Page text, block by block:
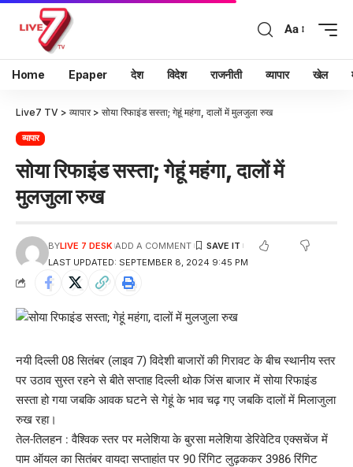
Aa
Home Epaper देश विदेश राजनीती व्यापार खेल
Live7 TV > व्यापार> सोया रिफाइंड सस्ता; गेहूं महंगा, दालों में मुलजुला रुख
व्यापार
सोया रिफाइंड सस्ता; गेहूं महंगा, दालों में
मुलजुला रुख
LAST UPDATED: SEPTEMBER 8, 2024 9:45 PM
BYLIVE 7 DESK ADD A COMMENT
नयी दिल्ली 08 सितंबर (लाइव 7) विदेशी बाजारों की गिरावट के बीच स्थानीय स्तर
पर उठाव सुस्त रहने से बीते सप्ताह दिल्ली थोक जिंस बाजार में सोया रिफाइंड
सस्ता हो गया जबकि आवक घटने से गेहूं के भाव चढ़ गए जबकि दालों में मिलाजुला
रुख रहा।
तेल-तिलहन : वैश्विक स्तर पर मलेशिया के बुरसा मलेशिया डेरिवेटिव एक्सचेंज में
पाम ऑयल का सितंबर वायदा सप्ताहांत पर 90 रिंगिट लुढ़ककर 3986 रिंगिट